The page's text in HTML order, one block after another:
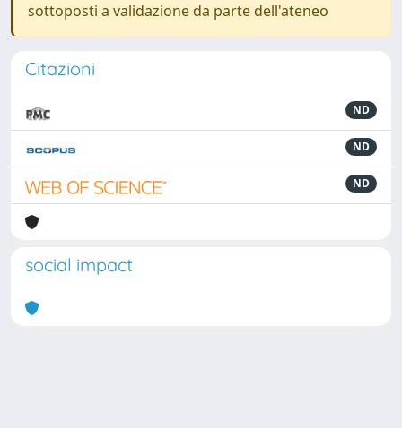
sottoposti a validazione da parte dell'ateneo
Citazioni
ND
ND
ND
social impact